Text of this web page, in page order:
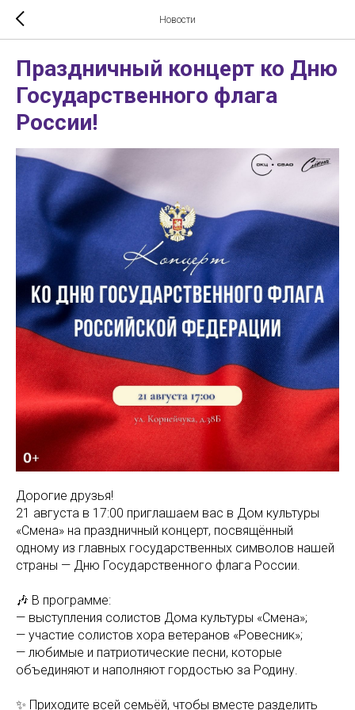
Новости
Праздничный концерт ко Дню
Государственного флага
России!
Дорогие друзья!
21 августа в 17:00 приглашаем вас в Дом культуры
«Смена» на праздничный концерт, посвящённый
одному из главных государственных символов нашей
страны — Дню Государственного флага России.
🎶 В программе:
— выступления солистов Дома культуры «Смена»;
— участие солистов хора ветеранов «Ровесник»;
— любимые и патриотические песни, которые
объединяют и наполняют гордостью за Родину.
✨ Приходите всей семьёй, чтобы вместе разделить